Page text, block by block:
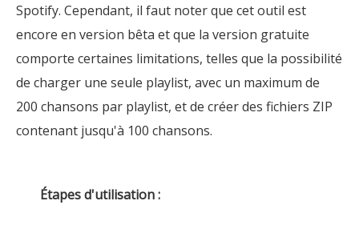
Spotify. Cependant, il faut noter que cet outil est
encore en version bêta et que la version gratuite
comporte certaines limitations, telles que la possibilité
de charger une seule playlist, avec un maximum de
200 chansons par playlist, et de créer des fichiers ZIP
contenant jusqu'à 100 chansons.
Étapes d'utilisation :